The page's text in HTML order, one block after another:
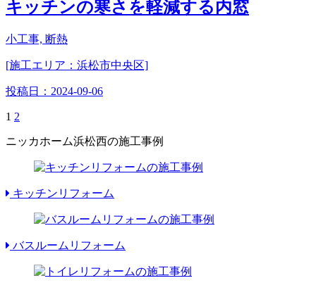
キッチンの寒さを軽減する内窓
小工事, 断熱
[施工エリア：浜松市中央区]
投稿日： 2024-09-06
1 2
ニッカホーム浜松西の施工事例
キッチンリフォーム
バスルームリフォーム